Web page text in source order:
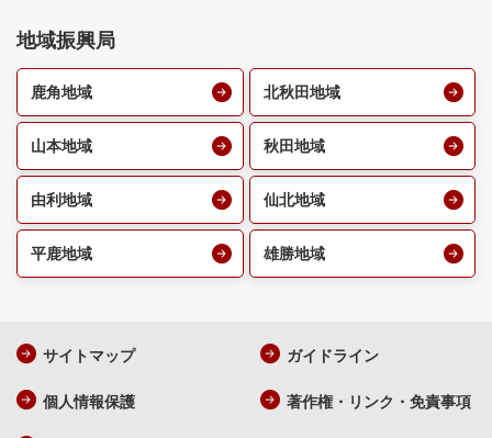
地域振興局
鹿角地域 北秋田地域
山本地域 秋田地域
由利地域 仙北地域
平鹿地域 雄勝地域
サイトマップ ガイドライン
個人情報保護 著作権・リンク・免責事項